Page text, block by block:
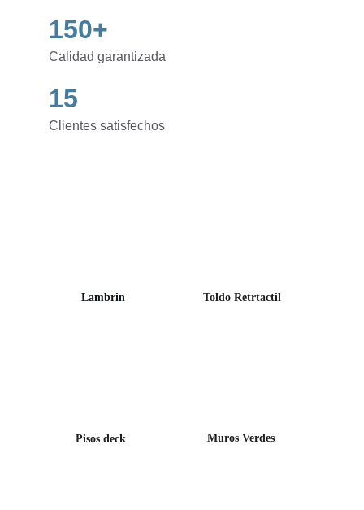
150+
15
Clientes satisfechos
Calidad garantizada
Lambrin
Pisos deck Muros Verdes
Toldo Retrtactil